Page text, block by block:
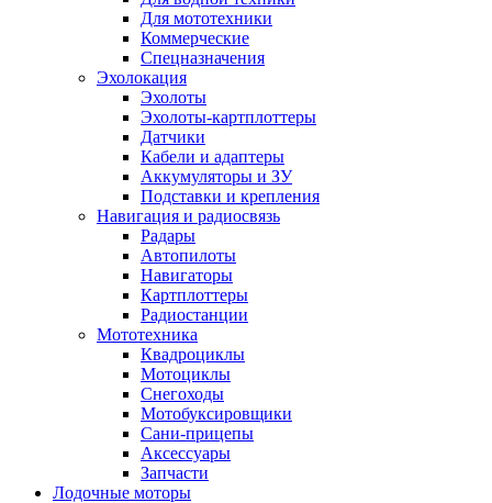
Для мототехники
Коммерческие
Спецназначения
Эхолокация
Эхолоты
Эхолоты-картплоттеры
Датчики
Кабели и адаптеры
Аккумуляторы и ЗУ
Подставки и крепления
Навигация и радиосвязь
Радары
Автопилоты
Навигаторы
Картплоттеры
Радиостанции
Мототехника
Квадроциклы
Мотоциклы
Снегоходы
Мотобуксировщики
Сани-прицепы
Аксессуары
Запчасти
Лодочные моторы